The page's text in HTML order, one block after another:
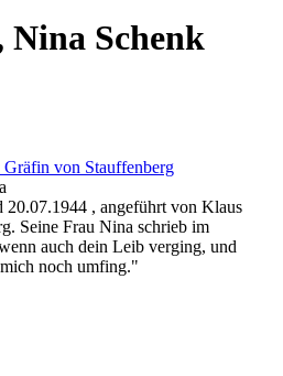
Nina Schenk
von Stauffenberg
20.07.1944 , angeführt von Klaus
Seine Frau Nina schrieb im
auch dein Leib verging, und
noch umfing."